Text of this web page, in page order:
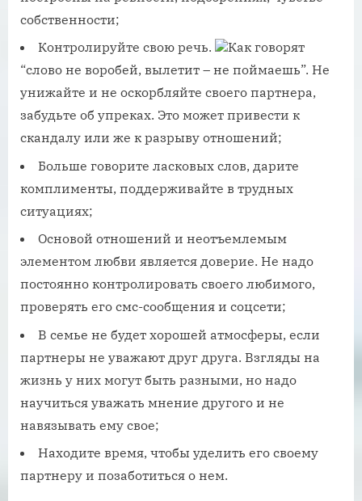
собственности;
Контролируйте свою речь.
Как говорят
“слово не воробей, вылетит – не поймаешь”. Не
унижайте и не оскорбляйте своего партнера,
забудьте об упреках. Это может привести к
скандалу или же к разрыву отношений;
Больше говорите ласковых слов, дарите
комплименты, поддерживайте в трудных
ситуациях;
Основой отношений и неотъемлемым
элементом любви является доверие. Не надо
постоянно контролировать своего любимого,
проверять его смс-сообщения и соцсети;
В семье не будет хорошей атмосферы, если
партнеры не уважают друг друга. Взгляды на
жизнь у них могут быть разными, но надо
научиться уважать мнение другого и не
навязывать ему свое;
Находите время, чтобы уделить его своему
партнеру и позаботиться о нем.